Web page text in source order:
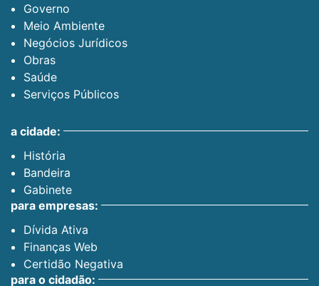
Governo
Meio Ambiente
Negócios Jurídicos
Obras
Saúde
Serviços Públicos
a cidade:
História
Bandeira
Gabinete
para empresas:
Dívida Ativa
Finanças Web
Certidão Negativa
para o cidadão: